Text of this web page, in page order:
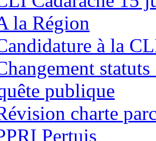
la Région
à la
publique
charte
Pertuis